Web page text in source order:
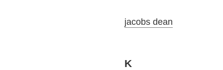
jacobs dean
K